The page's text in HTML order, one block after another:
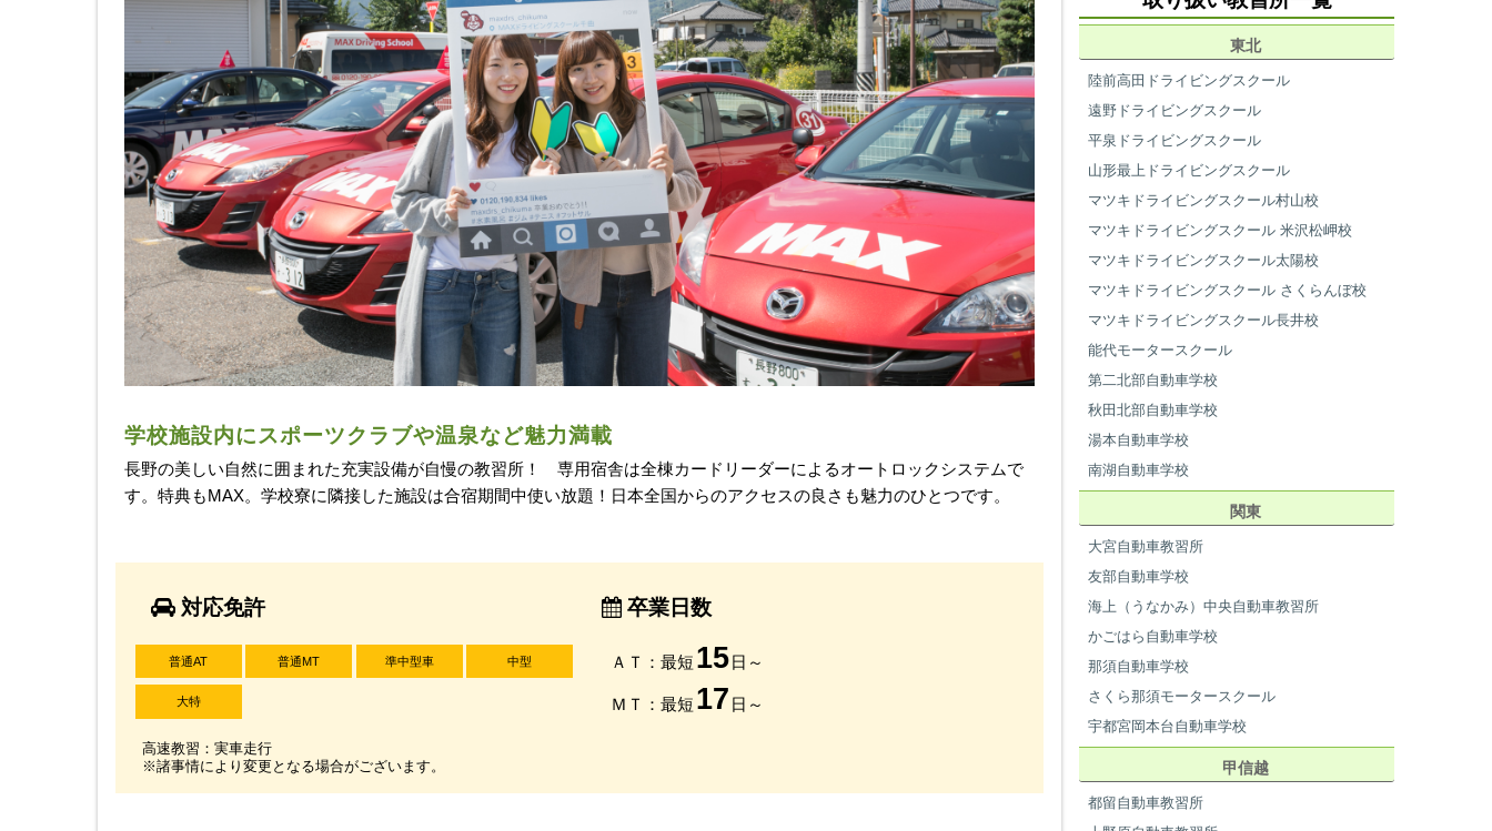
学校施設内にスポーツクラブや温泉など魅力満載
長野の美しい自然に囲まれた充実設備が自慢の教習所！ 専用宿舎は全棟カードリーダーによるオートロックシステムで
す。特典もMAX。学校寮に隣接した施設は合宿期間中使い放題！日本全国からのアクセスの良さも魅力のひとつです。
対応免許
普通AT 普通MT 準中型車 中型
大特
高速教習：実車走行
※諸事情により変更となる場合がございます。
卒業日数
ＡＴ：最短 15 日～
ＭＴ：最短 17 日～
東北
陸前高田ドライビングスクール
遠野ドライビングスクール
平泉ドライビングスクール
山形最上ドライビングスクール
マツキドライビングスクール村山校
マツキドライビングスクール 米沢松岬校
マツキドライビングスクール太陽校
マツキドライビングスクール さくらんぼ校
マツキドライビングスクール長井校
能代モータースクール
第二北部自動車学校
秋田北部自動車学校
湯本自動車学校
南湖自動車学校
関東
大宮自動車教習所
友部自動車学校
海上（うなかみ）中央自動車教習所
かごはら自動車学校
那須自動車学校
さくら那須モータースクール
宇都宮岡本台自動車学校
甲信越
都留自動車教習所